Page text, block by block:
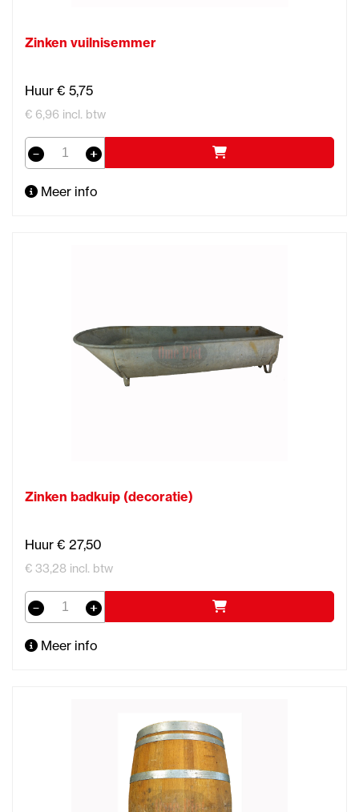
Zinken vuilnisemmer
Huur € 5,75
€ 6,96 incl. btw
Meer info
Zinken badkuip (decoratie)
Huur € 27,50
€ 33,28 incl. btw
Meer info